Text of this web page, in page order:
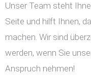
Unser Team steht
Seite und hilft Ihnen,
machen. Wir sind
werden, wenn Sie
Anspruch nehmen!